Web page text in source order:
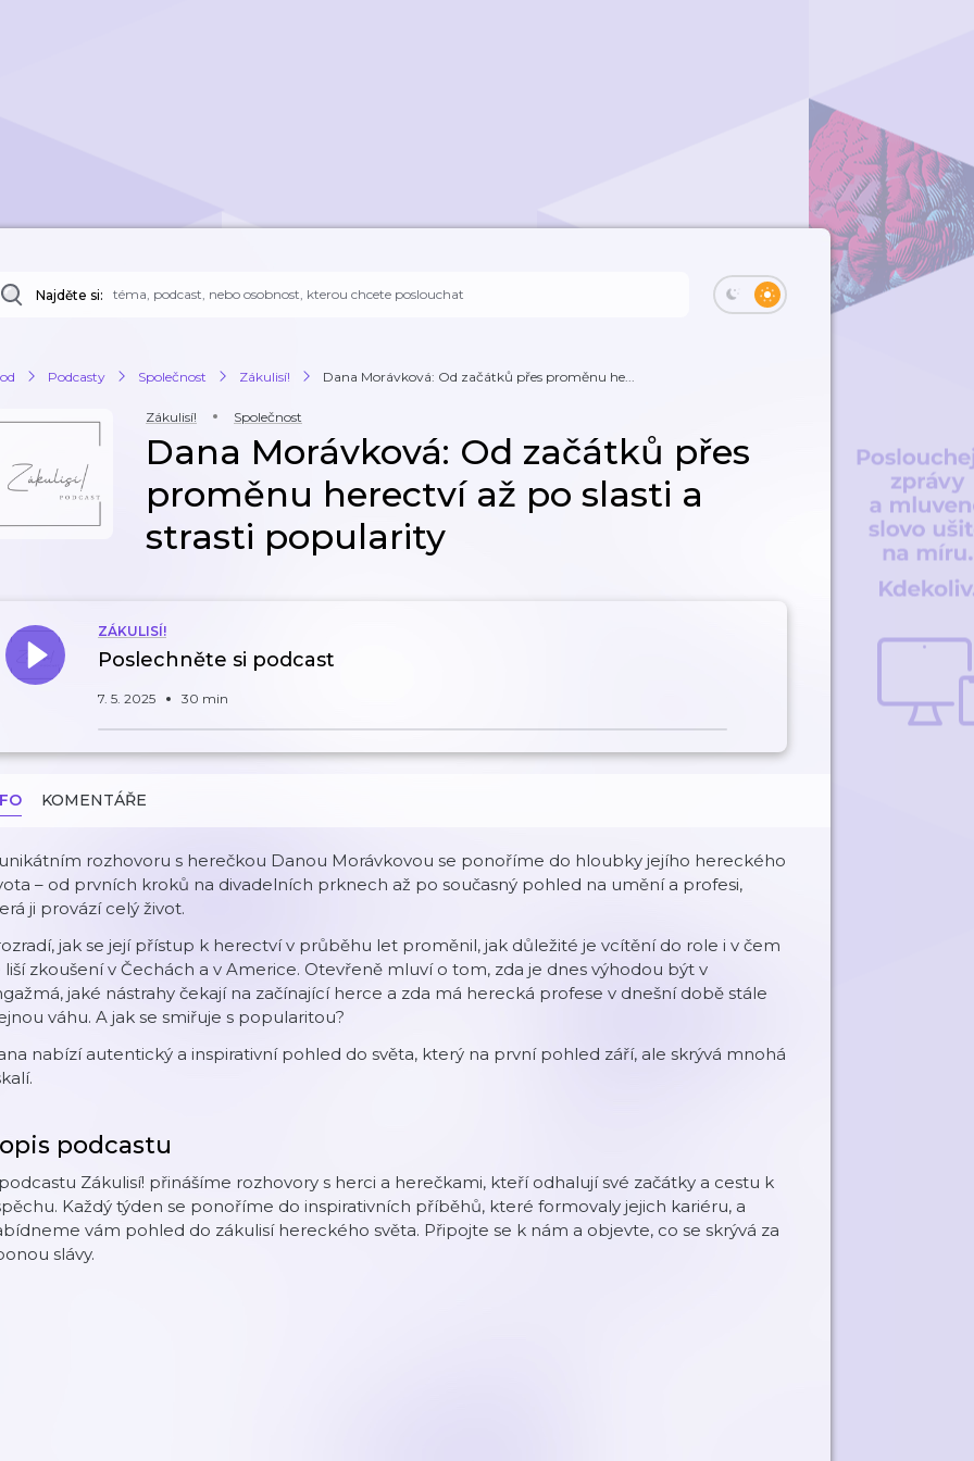
Najděte si:
Podcasty Společnost Zákulisí! Dana Morávková: Od začátků přes proměnu he...
Zákulisí! Společnost
Dana Morávková: Od začátků přes
proměnu herectví až po slasti a
strasti popularity
ZÁKULISÍ!
Poslechněte si podcast
7. 5. 2025 30 min
KOMENTÁŘE
rozhovoru s herečkou Danou Morávkovou se ponoříme do hloubky jejího hereckého
– od prvních kroků na divadelních prknech až po současný pohled na umění a profesi,
ji provází celý život.
jak se její přístup k herectví v průběhu let proměnil, jak důležité je vcítění do role i v čem
liší zkoušení v Čechách a v Americe. Otevřeně mluví o tom, zda je dnes výhodou být v
jaké nástrahy čekají na začínající herce a zda má herecká profese v dnešní době stále
váhu. A jak se smiřuje s popularitou?
nabízí autentický a inspirativní pohled do světa, který na první pohled září, ale skrývá mnohá
podcastu
Zákulisí! přinášíme rozhovory s herci a herečkami, kteří odhalují své začátky a cestu k
Každý týden se ponoříme do inspirativních příběhů, které formovaly jejich kariéru, a
vám pohled do zákulisí hereckého světa. Připojte se k nám a objevte, co se skrývá za
slávy.